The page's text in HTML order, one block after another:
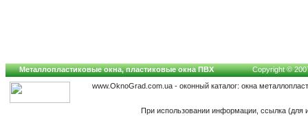
Металлопластиковые окна, пластиковые окна ПВХ
Copyright ©
www.OknoGrad.com.ua - оконный каталог: окна
При использовании информации, ссылка (для